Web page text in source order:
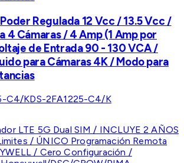
Regulada 12 Vcc / 13.5 Vcc /
4 Cámaras / 4 Amp (1 Amp por
de Entrada 90 - 130 VCA /
para Cámaras 4K / Modo para
C4/KDS-2FA1225-C4/K